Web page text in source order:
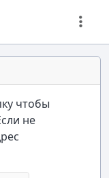
чтобы
не